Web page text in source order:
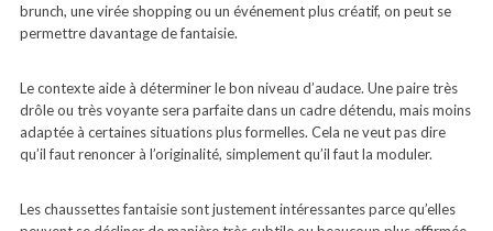
brunch, une virée shopping ou un événement plus créatif, on peut se
permettre davantage de fantaisie.
Le contexte aide à déterminer le bon niveau d’audace. Une paire très
drôle ou très voyante sera parfaite dans un cadre détendu, mais moins
adaptée à certaines situations plus formelles. Cela ne veut pas dire
qu’il faut renoncer à l’originalité, simplement qu’il faut la moduler.
Les chaussettes fantaisie sont justement intéressantes parce qu’elles